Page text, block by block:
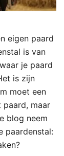
eigen paard
is van
je paard
is zijn
moet een
maar
blog neem
paardenstal: